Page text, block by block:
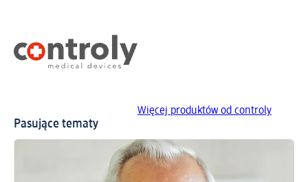
Więcej produktów od controly
Pasujące tematy